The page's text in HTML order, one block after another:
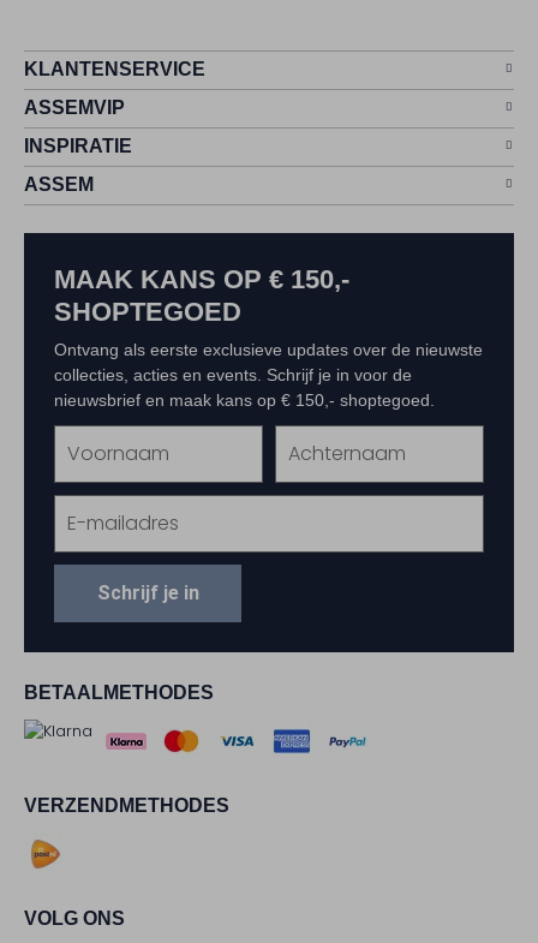
KLANTENSERVICE
ASSEMVIP
INSPIRATIE
ASSEM
BETAALMETHODES
VERZENDMETHODES
VOLG ONS
MAAK KANS OP € 150,-
SHOPTEGOED
Ontvang als eerste exclusieve updates over de nieuwste
collecties, acties en events. Schrijf je in voor de
nieuwsbrief en maak kans op € 150,- shoptegoed.
Schrijf je in